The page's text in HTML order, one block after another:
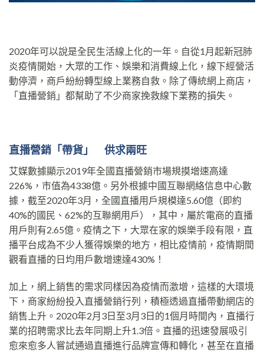
2020年可以說是全民生活線上化的一年。自從1月起新冠肺
炎疫情開始，大眾的工作、娛樂和消費線上化，線下經營活
動停濟，商戶紛紛轉型線上業務自救。除了傳統網上商店，
「直播營銷」都幫助了不少商家挽救線下業務的損失。
直播營銷「帶貨」 供求兩旺
艾媒數據顯示2019年全國直播營銷市場規摸增速高達
226%，市值為4338億。另外根據中國互聯網絡信息中心數
據，截至2020年3月，全國直播用戶規模達5.60億（即約
40%的國民、62%的互聯網用戶），其中，屬於電商的直播
用戶則有2.65億。疫情之下，大眾在家的娛樂手段有限，直
播平台成為不少人獲得娛樂的地方，相比疫情前，疫情期間
觀看直播的日均用戶數增速達430%！
加上，網上銷售的需求同樣因為疫情而激增，這樣的大環境
下，商家紛紛投入直播營銷行列，積極透過直播帶動網店的
銷售上升。2020年2月3日至3月3日的1個月時間內，直播行
業的招聘需求比去年同期上升1.3倍。直播的迅速發展吸引
愈來愈多人嘗試通過直播進行品牌宣傳和轉化，甚至在直播